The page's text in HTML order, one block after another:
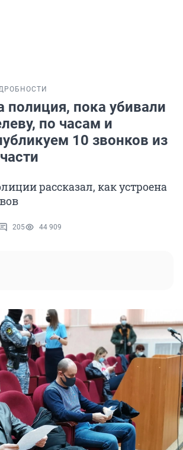
полиция, пока убивали
по часам и
10 звонков из
рассказал, как устроена
205 44 909